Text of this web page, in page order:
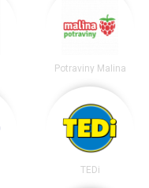
Potraviny Malina
TEDi